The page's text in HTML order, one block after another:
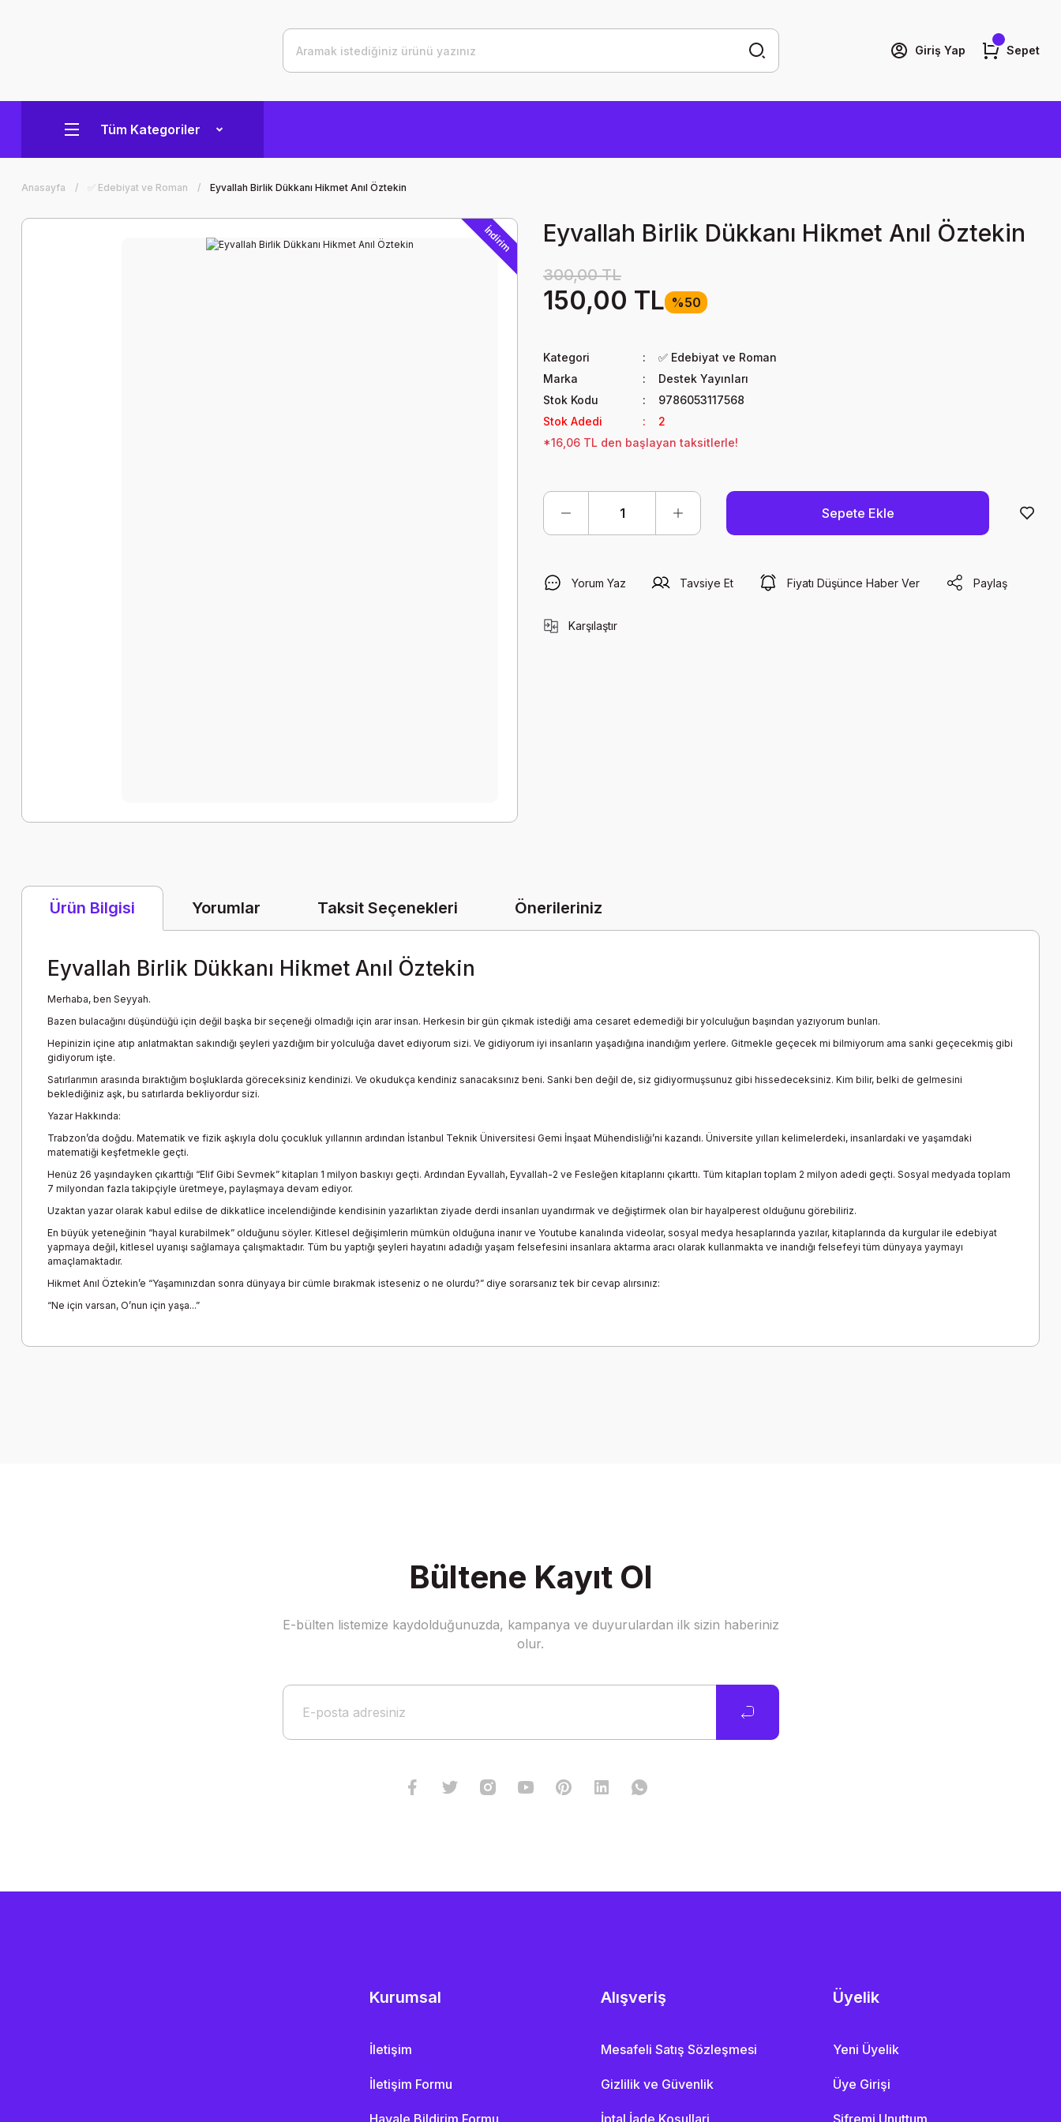
Giriş Yap Sepet
Tüm Kategoriler
Anasayfa ✅ Edebiyat ve Roman Eyvallah Birlik Dükkanı Hikmet Anıl Öztekin
İndirim Eyvallah Birlik Dükkanı Hikmet Anıl Öztekin
300,00 TL
150,00 TL %50
Kategori
✅ Edebiyat ve Roman
Marka
Destek Yayınları
Stok Kodu
9786053117568
Stok Adedi
2
*16,06 TL den başlayan taksitlerle!
Sepete Ekle
Yorum Yaz Tavsiye Et Fiyatı Düşünce Haber Ver Paylaş
Karşılaştır
Ürün Bilgisi Yorumlar Taksit Seçenekleri Önerileriniz
Eyvallah Birlik Dükkanı Hikmet Anıl Öztekin
Merhaba, ben Seyyah.
Bazen bulacağını düşündüğü için değil başka bir seçeneği olmadığı için arar insan. Herkesin bir gün çıkmak istediği ama cesaret edemediği bir yolculuğun başından yazıyorum bunları.
Hepinizin içine atıp anlatmaktan sakındığı şeyleri yazdığım bir yolculuğa davet ediyorum sizi. Ve gidiyorum iyi insanların yaşadığına inandığım yerlere. Gitmekle geçecek mi bilmiyorum ama sanki geçecekmiş gibi
gidiyorum işte.
Satırlarımın arasında bıraktığım boşluklarda göreceksiniz kendinizi. Ve okudukça kendiniz sanacaksınız beni. Sanki ben değil de, siz gidiyormuşsunuz gibi hissedeceksiniz. Kim bilir, belki de gelmesini
beklediğiniz aşk, bu satırlarda bekliyordur sizi.
Yazar Hakkında:
Trabzon’da doğdu. Matematik ve fizik aşkıyla dolu çocukluk yıllarının ardından İstanbul Teknik Üniversitesi Gemi İnşaat Mühendisliği’ni kazandı. Üniversite yılları kelimelerdeki, insanlardaki ve yaşamdaki
matematiği keşfetmekle geçti.
Henüz 26 yaşındayken çıkarttığı “Elif Gibi Sevmek” kitapları 1 milyon baskıyı geçti. Ardından Eyvallah, Eyvallah-2 ve Fesleğen kitaplarını çıkarttı. Tüm kitapları toplam 2 milyon adedi geçti. Sosyal medyada toplam
7 milyondan fazla takipçiyle üretmeye, paylaşmaya devam ediyor.
Uzaktan yazar olarak kabul edilse de dikkatlice incelendiğinde kendisinin yazarlıktan ziyade derdi insanları uyandırmak ve değiştirmek olan bir hayalperest olduğunu görebiliriz.
En büyük yeteneğinin “hayal kurabilmek” olduğunu söyler. Kitlesel değişimlerin mümkün olduğuna inanır ve Youtube kanalında videolar, sosyal medya hesaplarında yazılar, kitaplarında da kurgular ile edebiyat
yapmaya değil, kitlesel uyanışı sağlamaya çalışmaktadır. Tüm bu yaptığı şeyleri hayatını adadığı yaşam felsefesini insanlara aktarma aracı olarak kullanmakta ve inandığı felsefeyi tüm dünyaya yaymayı
amaçlamaktadır.
Hikmet Anıl Öztekin’e “Yaşamınızdan sonra dünyaya bir cümle bırakmak isteseniz o ne olurdu?” diye sorarsanız tek bir cevap alırsınız:
“Ne için varsan, O’nun için yaşa...”
Gönder
Bültene Kayıt Ol
E-bülten listemize kaydolduğunuzda, kampanya ve duyurulardan ilk sizin haberiniz
olur.
Kurumsal
İletişim
İletişim Formu
Havale Bildirim Formu
Alışveriş
Mesafeli Satış Sözleşmesi
Gizlilik ve Güvenlik
İptal İade Koşullari
Üyelik
Yeni Üyelik
Üye Girişi
Şifremi Unuttum